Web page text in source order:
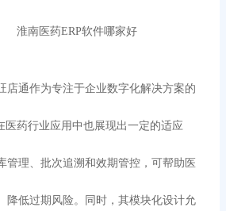
店通作为专注于企业数字化解决方案的
医药行业应用中也展现出一定的适应
管理、批次追溯和效期管控，可帮助医
降低过期风险。同时，其模块化设计允